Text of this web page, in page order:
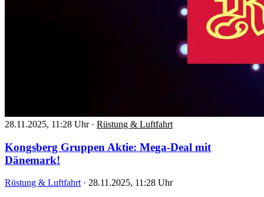
28.11.2025, 11:28 Uhr · Rüstung & Luftfahrt
Kongsberg Gruppen Aktie: Mega-Deal mit
Dänemark!
Rüstung & Luftfahrt · 28.11.2025, 11:28 Uhr